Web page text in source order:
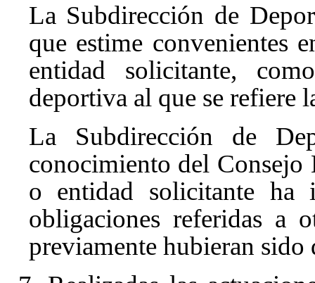
La Subdirección de
que estime convenientes
entidad solicitante,
deportiva al que se refiere
La Subdirección de
conocimiento del Consejo
o entidad solicitante ha
obligaciones referidas a
previamente hubieran sido